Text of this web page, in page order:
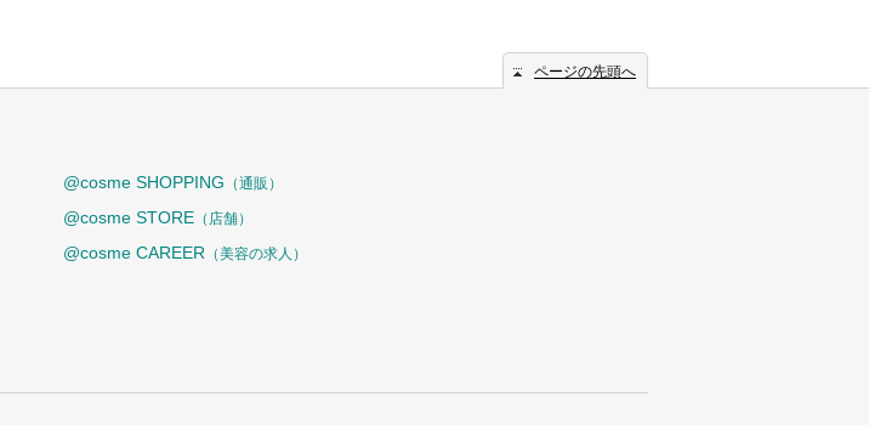
ページの先頭へ
@cosme SHOPPING （通販）
@cosme STORE （店舗）
@cosme CAREER （美容の求人）